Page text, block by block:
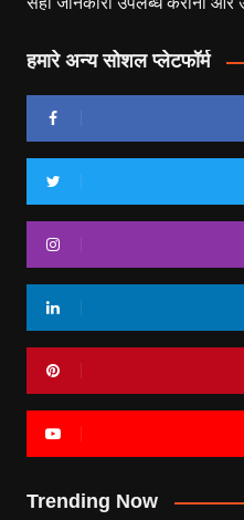
हमारे अन्य सोशल प्लेटफॉर्म
Trending Now